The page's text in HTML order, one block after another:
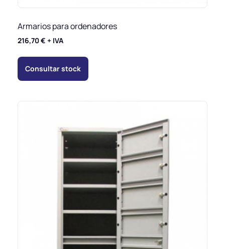
Armarios para ordenadores
216,70€ + IVA
Consultar stock